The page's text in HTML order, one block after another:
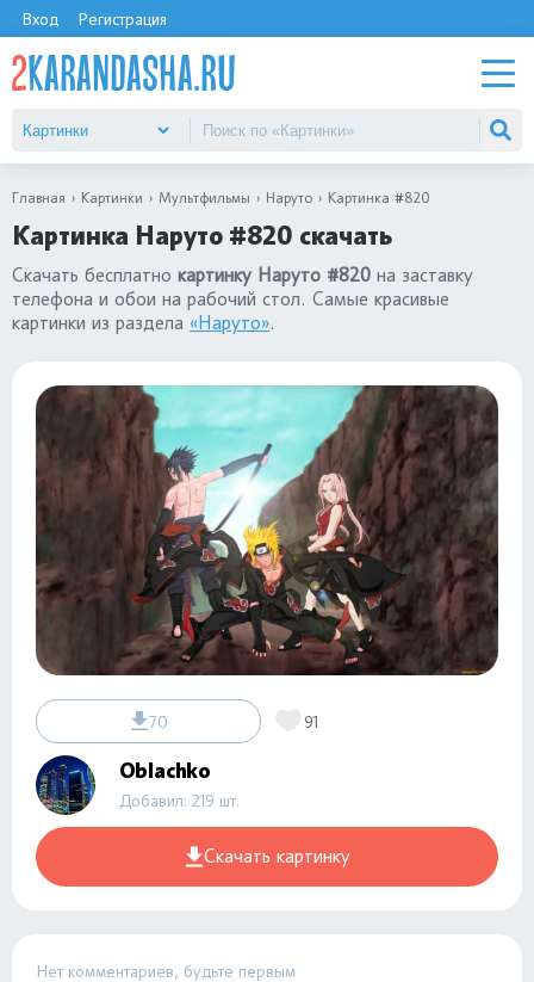
Вход Регистрация
Главная Картинки Мультфильмы Наруто Картинка #820
Картинка Наруто #820 скачать
Скачать бесплатно картинку Наруто #820 на заставку
телефона и обои на рабочий стол. Самые красивые
картинки из раздела «Наруто».
70 91
Oblachko
Добавил: 219 шт.
Скачать картинку
Нет комментариев, будьте первым